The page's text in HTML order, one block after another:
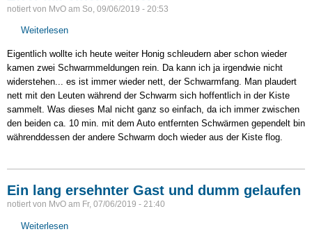
notiert von MvO am So, 09/06/2019 - 20:53
Weiterlesen
auf
einen
Streich
Eigentlich wollte ich heute weiter Honig schleudern aber schon wieder
kamen zwei Schwarmmeldungen rein. Da kann ich ja irgendwie nicht
widerstehen... es ist immer wieder nett, der Schwarmfang. Man plaudert
nett mit den Leuten während der Schwarm sich hoffentlich in der Kiste
sammelt. Was dieses Mal nicht ganz so einfach, da ich immer zwischen
den beiden ca. 10 min. mit dem Auto entfernten Schwärmen gependelt bin
währenddessen der andere Schwarm doch wieder aus der Kiste flog.
Ein lang ersehnter Gast und dumm gelaufen
notiert von MvO am Fr, 07/06/2019 - 21:40
Weiterlesen